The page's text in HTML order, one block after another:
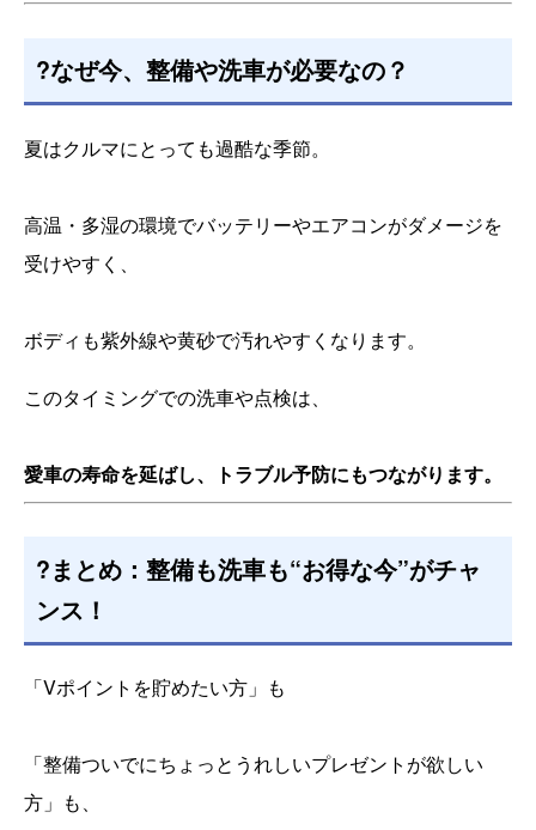
?なぜ今、整備や洗車が必要なの？
夏はクルマにとっても過酷な季節。
高温・多湿の環境でバッテリーやエアコンがダメージを
受けやすく、
ボディも紫外線や黄砂で汚れやすくなります。
このタイミングでの洗車や点検は、
愛車の寿命を延ばし、トラブル予防にもつながります。
?まとめ：整備も洗車も“お得な今”がチャ
ンス！
「Vポイントを貯めたい方」も
「整備ついでにちょっとうれしいプレゼントが欲しい
方」も、